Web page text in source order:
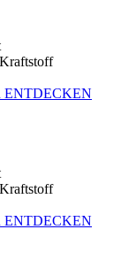
ENTDECKEN
ENTDECKEN